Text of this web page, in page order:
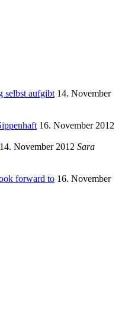
selbst aufgibt 14. November
16. November 2012
14. November 2012 Sara
forward to 16. November